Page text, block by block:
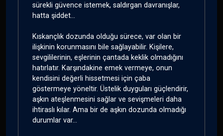
sürekli güvence istemek, saldırgan davranışlar,
hatta şiddet...
Kıskançlık dozunda olduğu sürece, var olan bir
ilişkinin korunmasını bile sağlayabilir. Kişilere,
sevgililerinin, eşlerinin çantada keklik olmadığını
hatırlatır. Karşındakine emek vermeye, onun
kendisini değerli hissetmesi için çaba
göstermeye yöneltir. Üstelik duyguları güçlendirir,
aşkın ateşlenmesini sağlar ve sevişmeleri daha
ihtiraslı kılar. Ama bir de aşkın dozunda olmadığı
durumlar var...